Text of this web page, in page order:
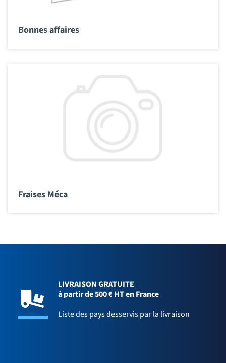
Bonnes affaires
Fraises Méca
LIVRAISON GRATUITE
à partir de 500 € HT en France
Liste des pays desservis par la livraison